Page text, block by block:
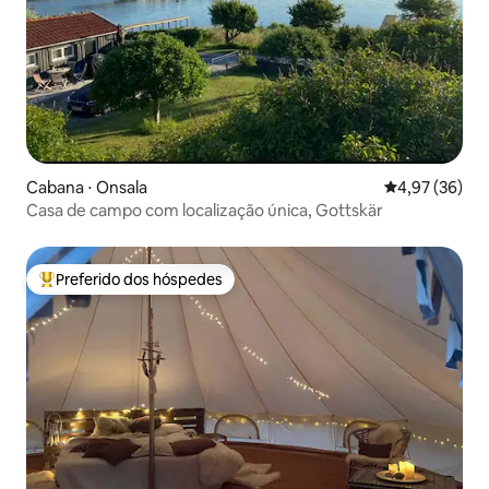
Cabana ⋅ Onsala 4,97 de uma
4,97 (36)
Casa de campo com localização única, Gottskär
Entre os melhores preferidos dos hóspedes
Preferido dos hóspedes